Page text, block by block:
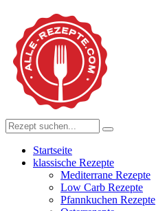
Startseite
klassische Rezepte
Mediterrane Rezepte
Low Carb Rezepte
Pfannkuchen Rezepte